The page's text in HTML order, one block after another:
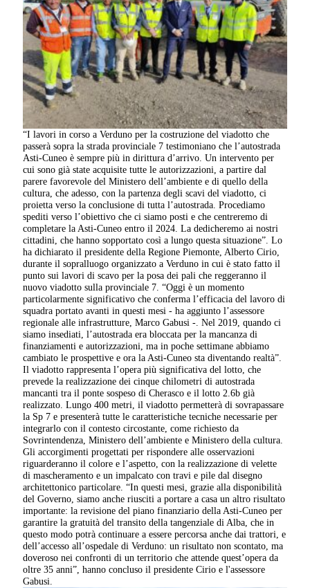
“I lavori in corso a Verduno per la costruzione del viadotto che
passerà sopra la strada provinciale 7 testimoniano che l’autostrada
Asti-Cuneo è sempre più in dirittura d’arrivo. Un intervento per
cui sono già state acquisite tutte le autorizzazioni, a partire dal
parere favorevole del Ministero dell’ambiente e di quello della
cultura, che adesso, con la partenza degli scavi del viadotto, ci
proietta verso la conclusione di tutta l’autostrada. Procediamo
spediti verso l’obiettivo che ci siamo posti e che centreremo di
completare la Asti-Cuneo entro il 2024. La dedicheremo ai nostri
cittadini, che hanno sopportato così a lungo questa situazione”. Lo
ha dichiarato il presidente della Regione Piemonte, Alberto Cirio,
durante il sopralluogo organizzato a Verduno in cui è stato fatto il
punto sui lavori di scavo per la posa dei pali che reggeranno il
nuovo viadotto sulla provinciale 7. “Oggi è un momento
particolarmente significativo che conferma l’efficacia del lavoro di
squadra portato avanti in questi mesi - ha aggiunto l’assessore
regionale alle infrastrutture, Marco Gabusi -. Nel 2019, quando ci
siamo insediati, l’autostrada era bloccata per la mancanza di
finanziamenti e autorizzazioni, ma in poche settimane abbiamo
cambiato le prospettive e ora la Asti-Cuneo sta diventando realtà”.
Il viadotto rappresenta l’opera più significativa del lotto, che
prevede la realizzazione dei cinque chilometri di autostrada
mancanti tra il ponte sospeso di Cherasco e il lotto 2.6b già
realizzato. Lungo 400 metri, il viadotto permetterà di sovrapassare
la Sp 7 e presenterà tutte le caratteristiche tecniche necessarie per
integrarlo con il contesto circostante, come richiesto da
Sovrintendenza, Ministero dell’ambiente e Ministero della cultura.
Gli accorgimenti progettati per rispondere alle osservazioni
riguarderanno il colore e l’aspetto, con la realizzazione di velette
di mascheramento e un impalcato con travi e pile dal disegno
architettonico particolare. “In questi mesi, grazie alla disponibilità
del Governo, siamo anche riusciti a portare a casa un altro risultato
importante: la revisione del piano finanziario della Asti-Cuneo per
garantire la gratuità del transito della tangenziale di Alba, che in
questo modo potrà continuare a essere percorsa anche dai trattori, e
dell’accesso all’ospedale di Verduno: un risultato non scontato, ma
doveroso nei confronti di un territorio che attende quest’opera da
oltre 35 anni”, hanno concluso il presidente Cirio e l'assessore
Gabusi.